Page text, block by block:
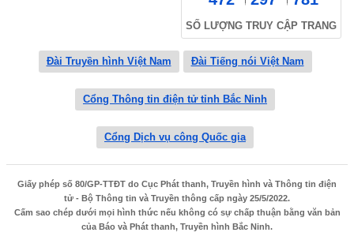
SỐ LƯỢNG TRUY CẬP TRANG
Đài Truyền hình Việt Nam Đài Tiếng nói Việt Nam
Cổng Thông tin điện tử tỉnh Bắc Ninh
Cổng Dịch vụ công Quốc gia
Giấy phép số 80/GP-TTĐT do Cục Phát thanh, Truyền hình và Thông tin điện
tử - Bộ Thông tin và Truyền thông cấp ngày 25/5/2022.
Cấm sao chép dưới mọi hình thức nếu không có sự chấp thuận bằng văn bản
của Báo và Phát thanh, Truyền hình Bắc Ninh.